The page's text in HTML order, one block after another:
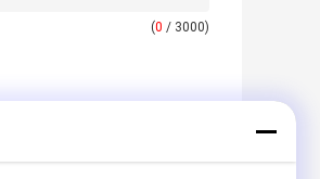
(0 / 3000)